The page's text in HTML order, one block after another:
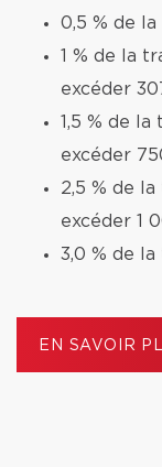
0,5 % de la
1 % de la
excéder
1,5 % de
excéder
2,5 % de
excéder 1
3,0 % de
EN SAVOIR